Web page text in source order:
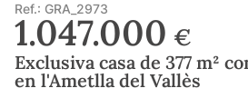
Ref.: GRA_2973
1.047.000 €
Exclusiva casa de 377 m²
en l'Ametlla del Vallès